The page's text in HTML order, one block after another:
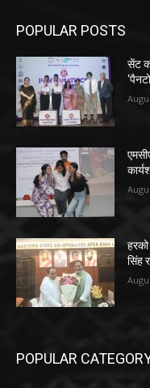
POPULAR POSTS
सेंट
सिंह
POPULAR